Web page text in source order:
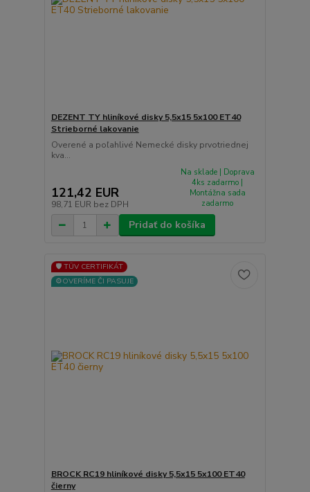
DEZENT TY hliníkové disky 5,5x15 5x100 ET40
Strieborné lakovanie
Overené a poľahlivé Nemecké disky prvotriednej
kva...
121,42 EUR
98,71 EUR bez DPH
Na sklade | Doprava
4ks zadarmo |
Montážna sada
zadarmo
Pridať do košíka
🛡️ TÜV CERTIFIKÁT
⚙️OVERÍME ČI PASUJE
BROCK RC19 hliníkové disky 5,5x15 5x100 ET40
čierny